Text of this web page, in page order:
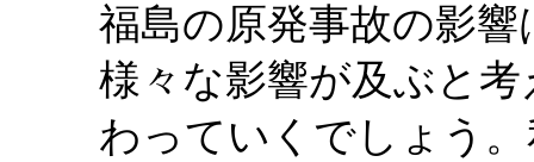
福島の原発事故の影
様々な影響が及ぶと
わっていくでしょう